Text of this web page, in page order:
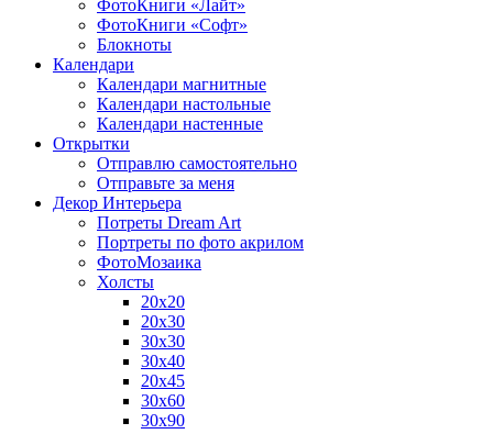
ФотоКниги «Лайт»
ФотоКниги «Софт»
Блокноты
Календари
Календари магнитные
Календари настольные
Календари настенные
Открытки
Отправлю самостоятельно
Отправьте за меня
Декор Интерьера
Потреты Dream Art
Портреты по фото акрилом
ФотоМозаика
Холсты
20х20
20х30
30х30
30х40
20х45
30х60
30х90